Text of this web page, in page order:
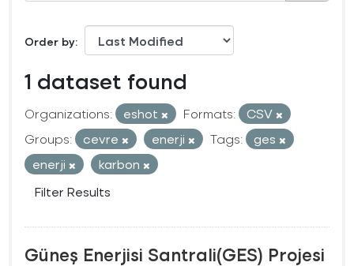
Order by
1 dataset found
Organizations: eshot Formats:
CSV
Groups:
cevre enerji Tags:
ges
enerji
karbon
Filter Results
Güneş Enerjisi Santrali(GES) Projesi